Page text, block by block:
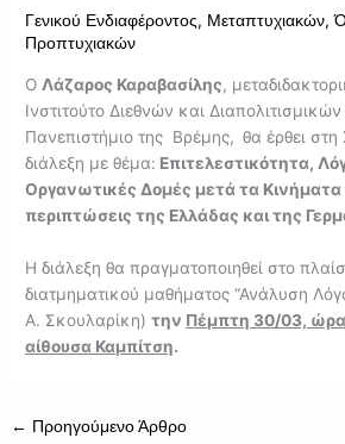
Γενικού Ενδιαφέροντος, Μεταπτυχιακών,
Προπτυχιακών
Ο Λάζαρος Καραβασίλης,
Ινστιτούτο Διεθνών και
Πανεπιστήμιο της Βρέμης, θα έρθει
διάλεξη με θέμα: Επιτελεστικότητα,
Οργανωτικές Δομές μετά τα
περιπτώσεις της Ελλάδας και της
Η διάλεξη θα πραγματοποιηθεί στο
διατμηματικού μαθήματος “Ανάλυση
Α. Σκουλαρίκη)την Πέμπτη 30/03,
αίθουσα Καμπίτση.
← Προηγούμενο Άρθρο